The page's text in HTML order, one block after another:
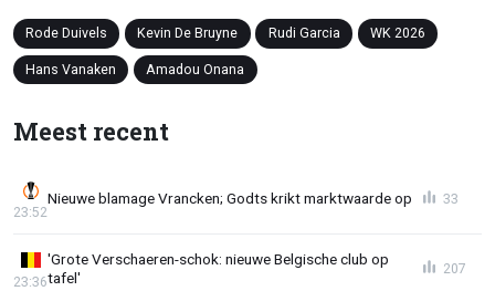
Rode Duivels Kevin De Bruyne Rudi Garcia WK 2026
Hans Vanaken Amadou Onana
Meest recent
Nieuwe blamage Vrancken; Godts krikt marktwaarde op
23:52
33
'Grote Verschaeren-schok: nieuwe Belgische club op
tafel'
23:36
207